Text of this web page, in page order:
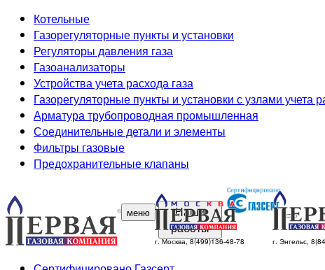
Котельные
Газорегуляторные пункты и установки
Регуляторы давления газа
Газоанализаторы
Устройства учета расхода газа
Газорегуляторные пункты и установки с узлами учета
Арматура трубопроводная промышленная
Соединительные детали и элементы
Фильтры газовые
Предохранительные клапаны
меню
Наши
работы
г. Москва, 8(499)136-48-78 г. Энгельс,